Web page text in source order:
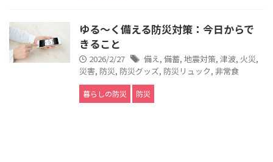
ゆる～く備える防災対策：今日からで
きること
2026/2/27 備え, 備蓄, 地震対策, 津波, 火災,
災害, 防災, 防災グッズ, 防災リュック, 非常食
暮らしの防災 防災